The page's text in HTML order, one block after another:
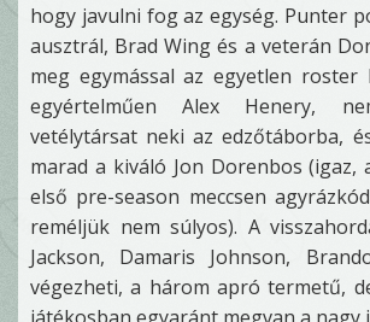
hogy javulni fog az egység. Punter
ausztrál, Brad Wing és a veterán
meg egymással az egyetlen roster
egyértelműen Alex Henery,
vetélytársat neki az edzőtáborba,
marad a kiváló Jon Dorenbos (igaz,
első pre-season meccsen
reméljük nem súlyos). A
Jackson, Damaris Johnson,
végezheti, a három apró termetű,
játékosban egyaránt megvan a nagy